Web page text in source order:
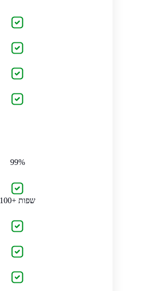
99%
100+ שפות